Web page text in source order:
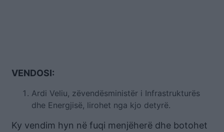
VENDOSI:
Ardi Veliu, zëvendësministër i Infrastrukturës
dhe Energjisë, lirohet nga kjo detyrë.
Ky vendim hyn në fuqi menjëherë dhe botohet